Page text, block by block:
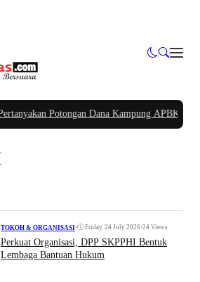
Potongan Dana Kampung APBK|Kasus
TOKOH & ORGANISASI • Friday, 24 July 2026•24 Views
Perkuat Organisasi, DPP SKPPHI Bentuk
Lembaga Bantuan Hukum